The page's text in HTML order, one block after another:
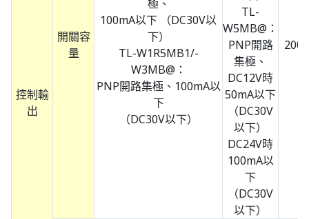
控制輸
出
開關容
量
極、
100mA以下 （DC30V以
下）
TL-W1R5MB1/-
W3MB@：
PNP開路集極、100mA以
下
（DC30V以下）
TL-
W5MB@：
PNP開路
集極、
DC12V時
50mA以下
（DC30V
以下）
DC24V時
100mA以
下
（DC30V
以下）